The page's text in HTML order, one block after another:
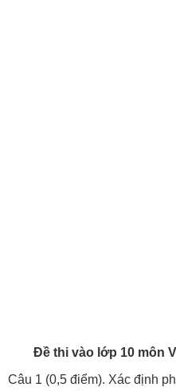
Đề thi vào lớp 10 môn
Câu 1 (0,5 điểm). Xác định